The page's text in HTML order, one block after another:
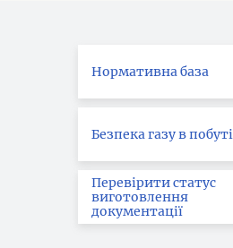
Нормативна база
Безпека газу в побуті
Перевірити статус
виготовлення
документації